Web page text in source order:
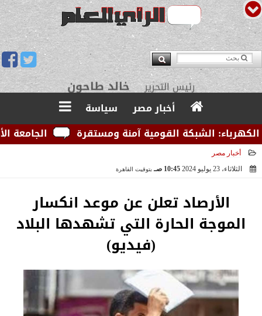
مدير التحرير يوسف قبودان
أخبار مصر
سياسة
الجامعة
الشبكة القومية آمنة ومستقرة
أخبار مصر
الثلاثاء، 23 يوليو 2024
10:45 صـ بتوقيت القاهرة
الأرصاد تعلن عن موعد انكسار
الموجة الحارة التي تشهدها البلاد
(فيديو)